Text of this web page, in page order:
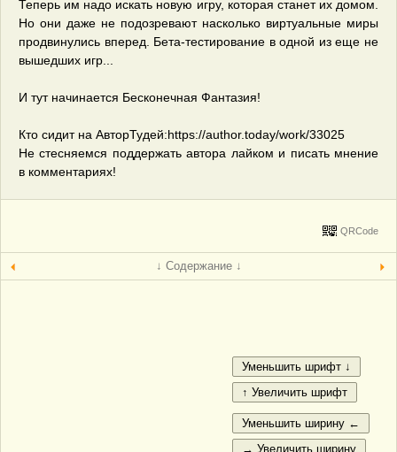
Теперь им надо искать новую игру, которая станет их домом.
Но они даже не подозревают насколько виртуальные миры
продвинулись вперед. Бета-тестирование в одной из еще не
вышедших игр...
И тут начинается Бесконечная Фантазия!
Кто сидит на АвторТудей:https://author.today/work/33025
Не стесняемся поддержать автора лайком и писать мнение
в комментариях!
QRCode
↓ Содержание ↓